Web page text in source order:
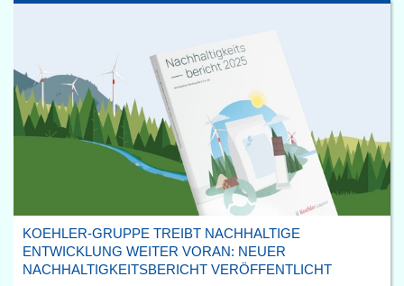
KOEHLER-GRUPPE TREIBT NACHHALTIGE
ENTWICKLUNG WEITER VORAN: NEUER
NACHHALTIGKEITSBERICHT VERÖFFENTLICHT